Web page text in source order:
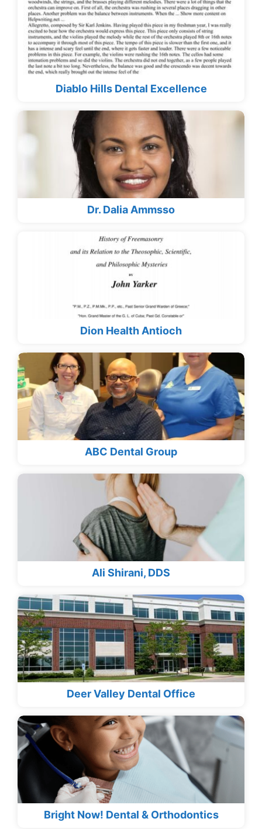
Diablo Hills Dental Excellence
Dr. Dalia Ammsso
Dion Health Antioch
ABC Dental Group
Ali Shirani, DDS
Deer Valley Dental Office
Bright Now! Dental & Orthodontics